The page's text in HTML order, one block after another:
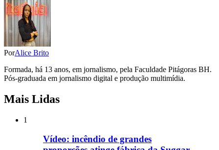
PorAlice Brito
Formada, há 13 anos, em jornalismo, pela Faculdade Pitágoras BH.
Pós-graduada em jornalismo digital e produção multimídia.
Mais Lidas
1
Vídeo: incêndio de grandes